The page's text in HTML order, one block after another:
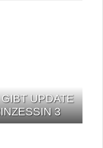
UPDATE
3